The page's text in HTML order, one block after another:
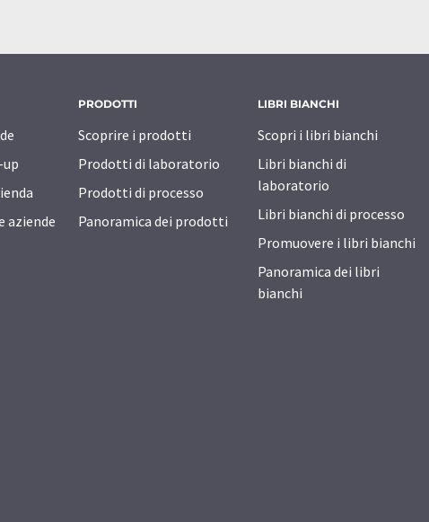
aziende
PRODOTTI
Scoprire i prodotti
Prodotti di laboratorio
Prodotti di processo
Panoramica dei prodotti
LIBRI BIANCHI
Scopri i libri bianchi
Libri bianchi di
laboratorio
Libri bianchi di processo
Promuovere i libri bianchi
Panoramica dei libri
bianchi